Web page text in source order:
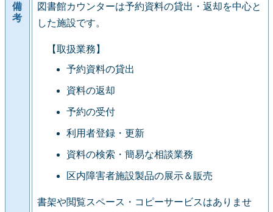
備
考
図書館カウンターは予約資料の貸出・返却を中心と
した施設です。
【取扱業務】
予約資料の貸出
資料の返却
予約の受付
利用者登録・更新
資料の検索・簡易な相談業務
区内障害者施設製品の展示＆販売
書架や閲覧スペース・コピーサービスはありませ